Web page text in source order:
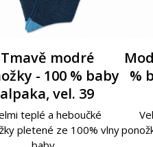
Tmavě modré
- 100 % baby
alpaka, vel. 39
teplé a heboučké
pletené ze 100% vlny
%
ponožky - 100
alpaka, vel.
38
teplé a heboučké
pletené ze 100% vlny
dlouhé ponožky –
vel. 36-38
ponožky s vlnou z alpaky
velikosti 36-38.…
v